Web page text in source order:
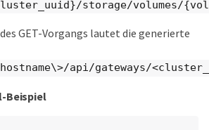
storage/volumes/
GET-Vorgangs lautet die generierte
api/gateways/
Beispiel